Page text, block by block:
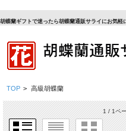
胡蝶蘭ギフトで迷ったら胡蝶蘭通販サライにお気軽
TOP > 高級胡蝶蘭
1 / 1ペ